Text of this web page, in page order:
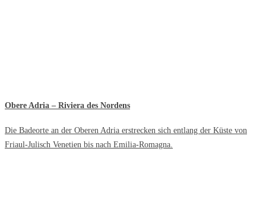
Obere Adria – Riviera des Nordens
Die Badeorte an der Oberen Adria erstrecken sich entlang der Küste von
Friaul-Julisch Venetien bis nach Emilia-Romagna.